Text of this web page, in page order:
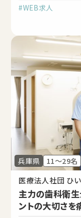
#WEB求人
兵庫県 11～29名
医療法人社団 ひ
主力の歯科衛生
ントの大切さ